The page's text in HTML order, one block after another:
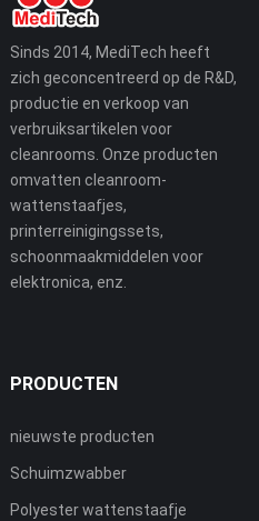
Sinds 2014, MediTech heeft
zich geconcentreerd op de R&D,
productie en verkoop van
verbruiksartikelen voor
cleanrooms. Onze producten
omvatten cleanroom-
wattenstaafjes,
printerreinigingssets,
schoonmaakmiddelen voor
elektronica, enz.
PRODUCTEN
nieuwste producten
Schuimzwabber
Polyester wattenstaafje